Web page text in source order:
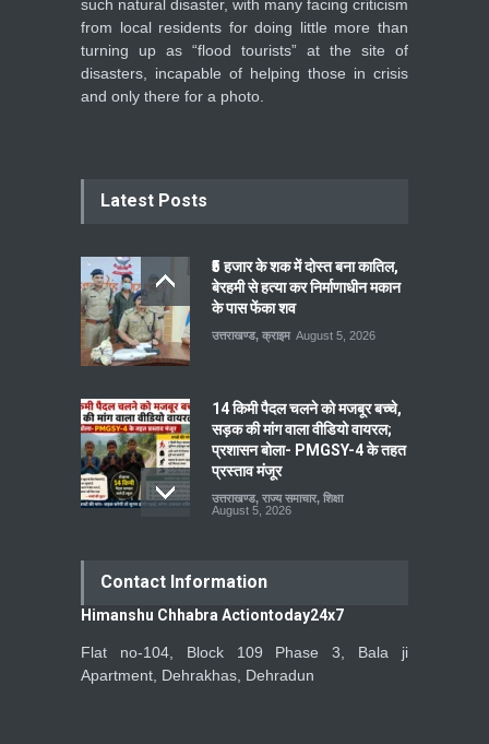
such natural disaster, with many facing criticism
from local residents for doing little more than
turning up as “flood tourists” at the site of
disasters, incapable of helping those in crisis
and only there for a photo.
Latest Posts
₹5 हजार के शक में दोस्त बना कातिल,
बेरहमी से हत्या कर निर्माणाधीन मकान
के पास फेंका शव
उत्तराखण्ड, क्राइम August 5, 2026
14 किमी पैदल चलने को मजबूर बच्चे,
सड़क की मांग वाला वीडियो वायरल;
प्रशासन बोला- PMGSY-4 के तहत
प्रस्ताव मंजूर
उत्तराखण्ड, राज्य समाचार, शिक्षा
August 5, 2026
Contact Information
Himanshu Chhabra Actiontoday24x7
Flat no-104, Block 109 Phase 3, Bala ji
Apartment, Dehrakhas, Dehradun